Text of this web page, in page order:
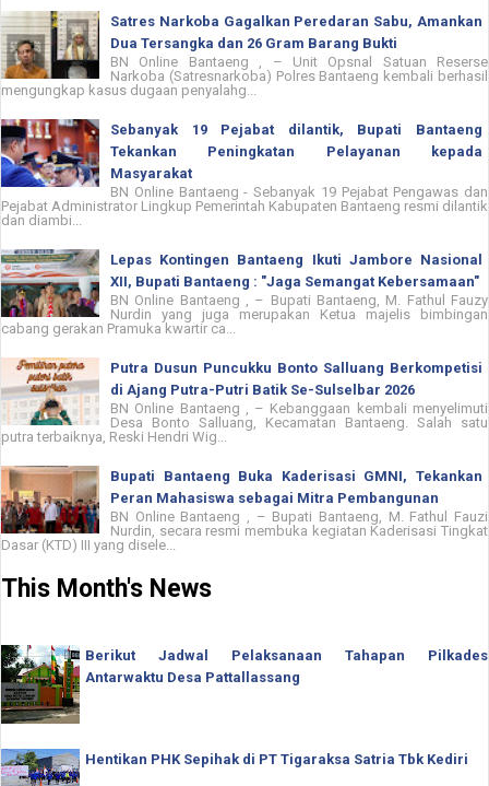
Satres Narkoba Gagalkan Peredaran Sabu, Amankan
Dua Tersangka dan 26 Gram Barang Bukti
BN Online Bantaeng , – Unit Opsnal Satuan Reserse
Narkoba (Satresnarkoba) Polres Bantaeng kembali berhasil
mengungkap kasus dugaan penyalahg...
Sebanyak 19 Pejabat dilantik, Bupati Bantaeng
Tekankan Peningkatan Pelayanan kepada
Masyarakat
BN Online Bantaeng - Sebanyak 19 Pejabat Pengawas dan
Pejabat Administrator Lingkup Pemerintah Kabupaten Bantaeng resmi dilantik
dan diambi...
Lepas Kontingen Bantaeng Ikuti Jambore Nasional
XII, Bupati Bantaeng : "Jaga Semangat Kebersamaan"
BN Online Bantaeng , – Bupati Bantaeng, M. Fathul Fauzy
Nurdin yang juga merupakan Ketua majelis bimbingan
cabang gerakan Pramuka kwartir ca...
Putra Dusun Puncukku Bonto Salluang Berkompetisi
di Ajang Putra-Putri Batik Se-Sulselbar 2026
BN Online Bantaeng , – Kebanggaan kembali menyelimuti
Desa Bonto Salluang, Kecamatan Bantaeng. Salah satu
putra terbaiknya, Reski Hendri Wig...
Bupati Bantaeng Buka Kaderisasi GMNI, Tekankan
Peran Mahasiswa sebagai Mitra Pembangunan
BN Online Bantaeng , – Bupati Bantaeng, M. Fathul Fauzi
Nurdin, secara resmi membuka kegiatan Kaderisasi Tingkat
Dasar (KTD) III yang disele...
This Month's News
Berikut Jadwal Pelaksanaan Tahapan Pilkades
Antarwaktu Desa Pattallassang
Hentikan PHK Sepihak di PT Tigaraksa Satria Tbk Kediri